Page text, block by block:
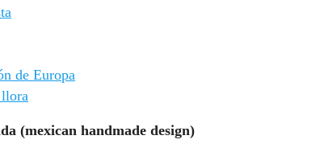
de Europa
(mexican handmade design)